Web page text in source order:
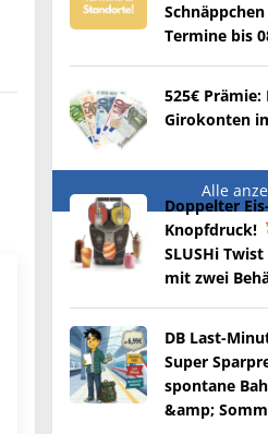
Termine bis
525€ Prämie:
Girokonten
Alle
Doppelter
Knopfdruck!
SLUSHi
mit zwei
DB Last-
Super
spontane
&amp;